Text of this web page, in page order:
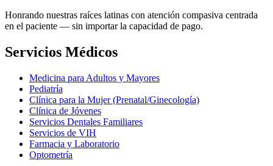
Honrando nuestras raíces latinas con atención compasiva centrada
en el paciente — sin importar la capacidad de pago.
Servicios Médicos
Medicina para Adultos y Mayores
Pediatría
Clínica para la Mujer (Prenatal/Ginecología)
Clínica de Jóvenes
Servicios Dentales Familiares
Servicios de VIH
Farmacia y Laboratorio
Optometría